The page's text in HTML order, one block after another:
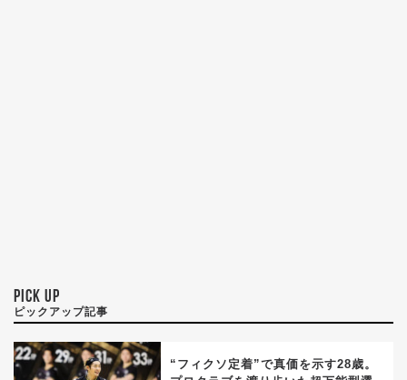
PICK UP
ピックアップ記事
“フィクソ定着”で真価を示す28歳。